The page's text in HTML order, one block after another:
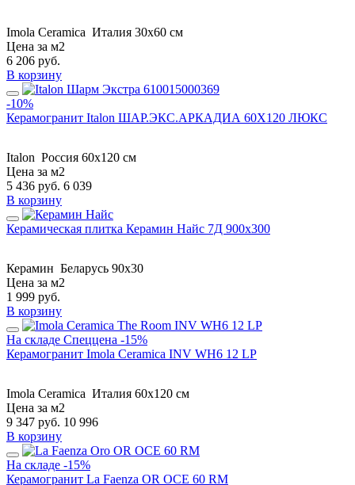
Imola Ceramica Италия 30x60 см
Цена за м2
6 206 руб.
В корзину
-10%
Керамогранит Italon ШАР.ЭКС.АРКАДИА 60X120 ЛЮКС
Italon Россия 60x120 см
Цена за м2
5 436 руб. 6 039
В корзину
Керамическая плитка Керамин Найс 7Д 900х300
Керамин Беларусь 90x30
Цена за м2
1 999 руб.
В корзину
На складе Спеццена -15%
Керамогранит Imola Ceramica INV WH6 12 LP
Imola Ceramica Италия 60x120 см
Цена за м2
9 347 руб. 10 996
В корзину
На складе -15%
Керамогранит La Faenza OR OCE 60 RM